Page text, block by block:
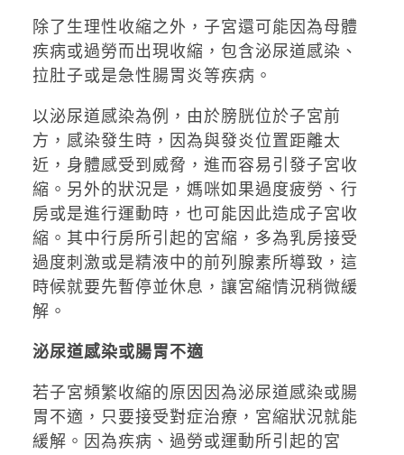
除了生理性收縮之外，子宮還可能因為母體
疾病或過勞而出現收縮，包含泌尿道感染、
拉肚子或是急性腸胃炎等疾病。
以泌尿道感染為例，由於膀胱位於子宮前
方，感染發生時，因為與發炎位置距離太
近，身體感受到威脅，進而容易引發子宮收
縮。另外的狀況是，媽咪如果過度疲勞、行
房或是進行運動時，也可能因此造成子宮收
縮。其中行房所引起的宮縮，多為乳房接受
過度刺激或是精液中的前列腺素所導致，這
時候就要先暫停並休息，讓宮縮情況稍微緩
解。
泌尿道感染或腸胃不適
若子宮頻繁收縮的原因因為泌尿道感染或腸
胃不適，只要接受對症治療，宮縮狀況就能
緩解。因為疾病、過勞或運動所引起的宮